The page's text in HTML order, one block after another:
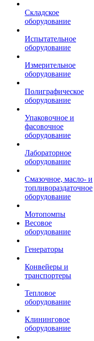
Складское
оборудование
Испытательное
оборудование
Измерительное
оборудование
Полиграфическое
оборудование
Упаковочное и
фасовочное
оборудование
Лабораторное
оборудование
Смазочное, масло- и
топливораздаточное
оборудование
Мотопомпы
Весовое
оборудование
Генераторы
Конвейеры и
транспортеры
Тепловое
оборудование
Клининговое
оборудование